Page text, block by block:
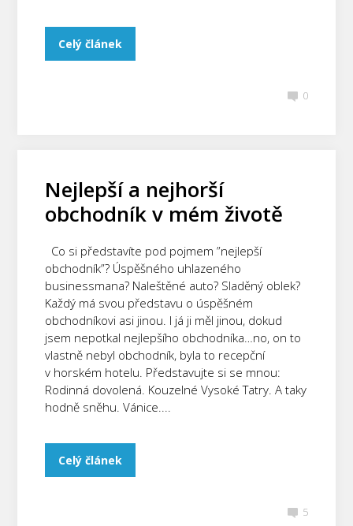
Celý článek
0
Nejlepší a nejhorší
obchodník v mém životě
Co si představíte pod pojmem ”nejlepší
obchodník”? Úspěšného uhlazeného
businessmana? Naleštěné auto? Sladěný oblek?
Každý má svou představu o úspěšném
obchodníkovi asi jinou. I já ji měl jinou, dokud
jsem nepotkal nejlepšího obchodníka…no, on to
vlastně nebyl obchodník, byla to recepční
v horském hotelu. Představujte si se mnou:
Rodinná dovolená. Kouzelné Vysoké Tatry. A taky
hodně sněhu. Vánice....
Celý článek
5